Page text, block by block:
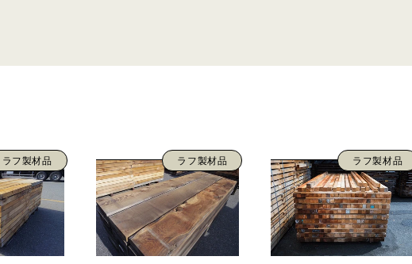
ラフ製材品 ラフ製材品 ラフ製材品